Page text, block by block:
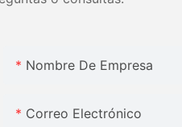
Nombre De Empresa
Correo Electrónico